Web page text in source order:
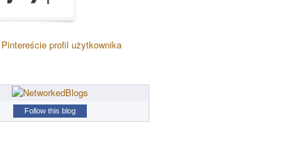
profil użytkownika
Follow this blog